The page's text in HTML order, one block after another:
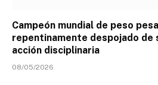
Campeón mundial de peso
repentinamente despojado de
acción disciplinaria
08/05/2026